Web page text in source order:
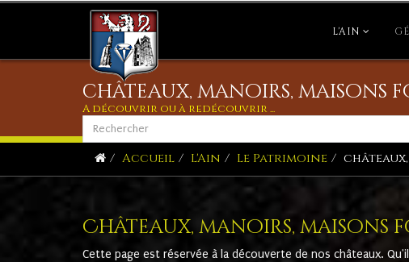
L'AIN
châteaux, manoirs, maisons
A découvrir ou à redécouvrir ...
Accueil L'Ain Le Patrimoine
Châteaux, manoirs, maisons
Cette page est réservée à la découverte de nos châteaux.